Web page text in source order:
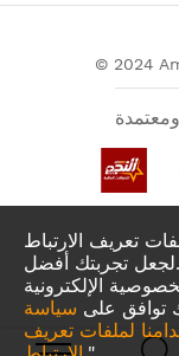
تعريف الارتباط
لجعل تجربتك أفضل.
الإلكترونية
توافق على سياسة
لملفات تعريف
© 2024
لدينا في